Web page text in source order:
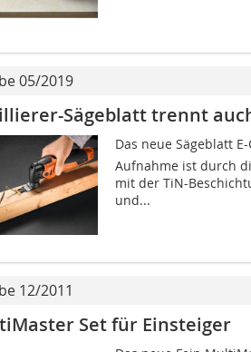
05/2019
Sägeblatt trennt
Das neue Sägeblatt
Aufnahme ist durch
mit der TiN-
und...
12/2011
Set für Einsteiger